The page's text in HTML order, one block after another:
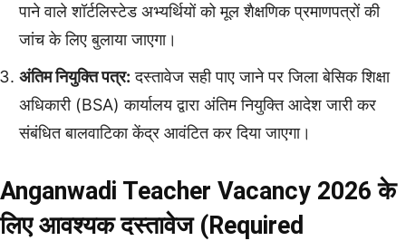
पाने वाले शॉर्टलिस्टेड अभ्यर्थियों को मूल शैक्षणिक प्रमाणपत्रों की
जांच के लिए बुलाया जाएगा।
अंतिम नियुक्ति पत्र: दस्तावेज सही पाए जाने पर जिला बेसिक शिक्षा
अधिकारी (BSA) कार्यालय द्वारा अंतिम नियुक्ति आदेश जारी कर
संबंधित बालवाटिका केंद्र आवंटित कर दिया जाएगा।
Anganwadi Teacher Vacancy 2026 के
लिए आवश्यक दस्तावेज (Required